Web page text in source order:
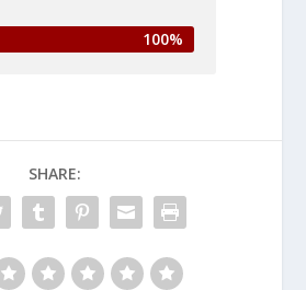
100%
SHARE: